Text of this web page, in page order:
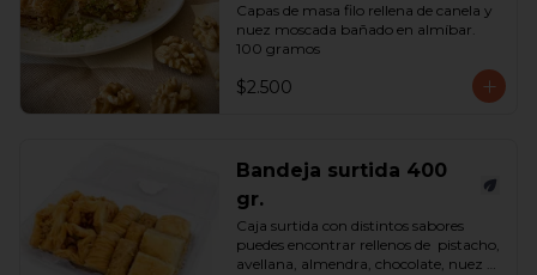
gramos
Capas de masa filo rellena de canela y
nuez moscada bañado en almíbar.
100 gramos
$2.500
Bandeja surtida 400
gr.
Caja surtida con distintos sabores
puedes encontrar rellenos de  pistacho,
avellana, almendra, chocolate, nuez y